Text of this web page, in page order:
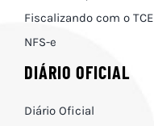
Fiscalizando com o TCE
NFS-e
DIÁRIO OFICIAL
Diário Oficial